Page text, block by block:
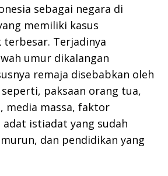
sebagai negara di
memiliki kasus
terbesar. Terjadinya
umur dikalangan
remaja disebabkan oleh
paksaan orang tua,
media massa, faktor
istiadat yang sudah
dan pendidikan yang